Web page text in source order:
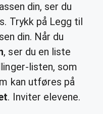
din, ser du
Trykk på Legg til
din. Når du
, ser du en liste
listen, som
kan utføres på
. Inviter elevene.